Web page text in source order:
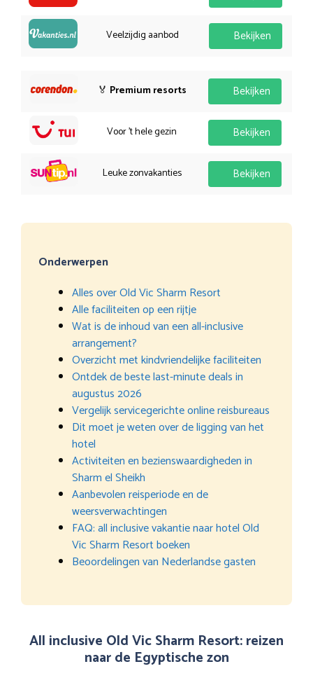
Veelzijdig aanbod Bekijken
🏅 Premium resorts Bekijken
Voor 't hele gezin Bekijken
Leuke zonvakanties Bekijken
Onderwerpen
Alles over Old Vic Sharm Resort
Alle faciliteiten op een rijtje
Wat is de inhoud van een all-inclusive
arrangement?
Overzicht met kindvriendelijke faciliteiten
Ontdek de beste last-minute deals in
augustus 2026
Vergelijk servicegerichte online reisbureaus
Dit moet je weten over de ligging van het
hotel
Activiteiten en bezienswaardigheden in
Sharm el Sheikh
Aanbevolen reisperiode en de
weersverwachtingen
FAQ: all inclusive vakantie naar hotel Old
Vic Sharm Resort boeken
Beoordelingen van Nederlandse gasten
All inclusive Old Vic Sharm Resort: reizen
naar de Egyptische zon